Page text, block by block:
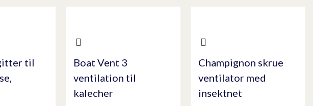
til
Boat Vent 3
ventilation til
kalecher
Champignon skrue
ventilator med
insektnet